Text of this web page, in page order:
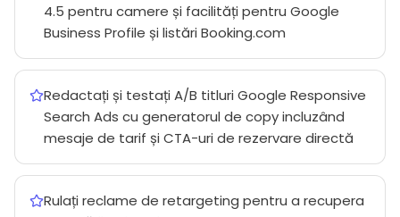
4.5 pentru camere și facilități pentru Google
Business Profile și listări Booking.com
Redactați și testați A/B titluri Google Responsive
Search Ads cu generatorul de copy incluzând
mesaje de tarif și CTA-uri de rezervare directă
Rulați reclame de retargeting pentru a recupera